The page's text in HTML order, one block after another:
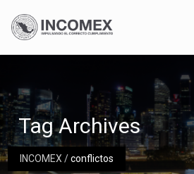
INCOMEX/conflictos
Tag Archives